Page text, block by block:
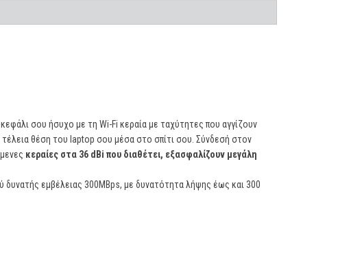
σου ήσυχο με τη Wi-Fi κεραία με ταχύτητες που αγγίζουν
θέση του laptop σου μέσα στο σπίτι σου. Σύνδεσή στοv
κεραίες στα 36 dBi που διαθέτει, εξασφαλίζουν μεγάλη
δυνατής εμβέλειας 300MBps, με δυνατότητα λήψης έως και 300